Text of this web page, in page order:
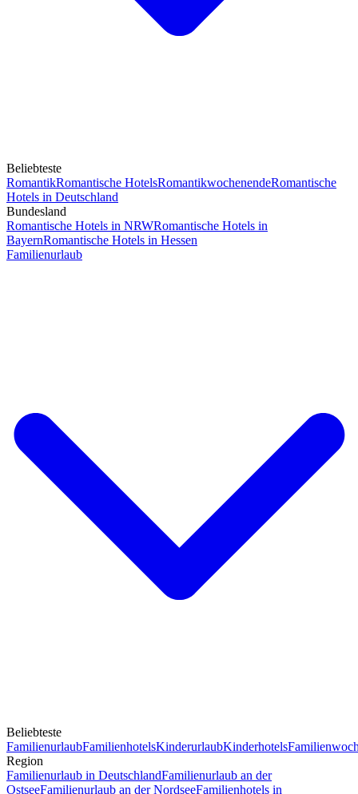
Beliebteste
RomantikRomantische HotelsRomantikwochenendeRomantische
Hotels in Deutschland
Bundesland
Romantische Hotels in NRWRomantische Hotels in
BayernRomantische Hotels in Hessen
Familienurlaub
Beliebteste
FamilienurlaubFamilienhotelsKinderurlaubKinderhotels
Region
Familienurlaub in DeutschlandFamilienurlaub an der
OstseeFamilienurlaub an der NordseeFamilienhotels in